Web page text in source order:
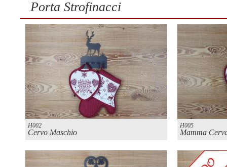
Porta Strofinacci
H002
Cervo Maschio
H005
Mamma